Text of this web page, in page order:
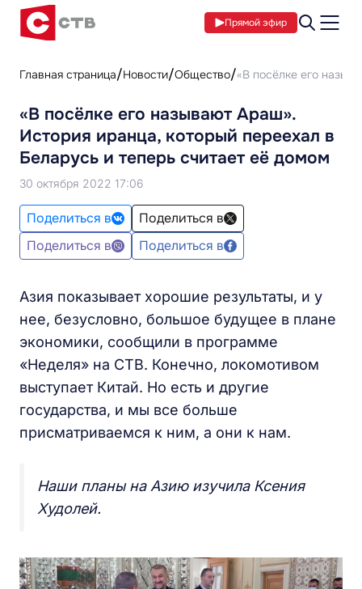
Прямой эфир
Главная страница Новости Общество «В посёлке его
«В посёлке его называют Араш».
История иранца, который переехал в
Беларусь и теперь считает её домом
30 октября 2022 17:06
Поделиться в
Поделиться в
Поделиться в
Поделиться в
Азия показывает хорошие результаты, и у
нее, безусловно, большое будущее в плане
экономики, сообщили в программе
«Неделя» на СТВ. Конечно, локомотивом
выступает Китай. Но есть и другие
государства, и мы все больше
присматриваемся к ним, а они к нам.
Наши планы на Азию изучила Ксения
Худолей.